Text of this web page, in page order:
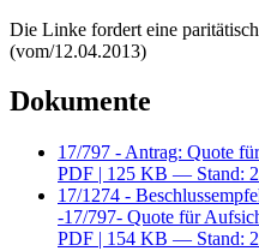
Die Linke fordert eine
(vom/12.04.2013)
Dokumente
17/797 - Antrag: Quote
PDF | 125 KB — Stand:
17/1274 -
-17/797- Quote für
PDF | 154 KB — Stand: